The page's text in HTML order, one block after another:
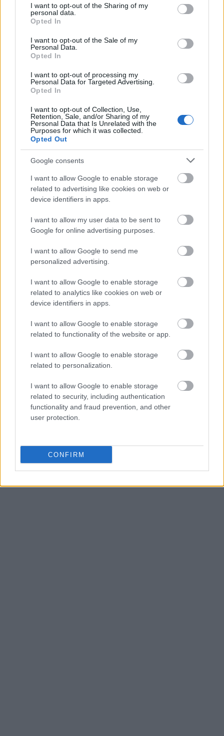
not limited to your visit or usage behaviour. You may click to
grant or deny consent to Google and its third-party tags to
use your data for below specified purposes in below Google
consent section.
I want to opt-out of the Sharing of my
personal data.
Opted In
I want to opt-out of the Sale of my
Personal Data.
Opted In
I want to opt-out of processing my
Personal Data for Targeted Advertising.
Opted In
I want to opt-out of Collection, Use,
Retention, Sale, and/or Sharing of my
Personal Data that Is Unrelated with the
Purposes for which it was collected.
Opted Out
Google consents
I want to allow Google to enable storage
related to advertising like cookies on web or
device identifiers in apps.
I want to allow my user data to be sent to
Google for online advertising purposes.
I want to allow Google to send me
personalized advertising.
I want to allow Google to enable storage
related to analytics like cookies on web or
device identifiers in apps.
I want to allow Google to enable storage
related to functionality of the website or app.
I want to allow Google to enable storage
related to personalization.
I want to allow Google to enable storage
related to security, including authentication
functionality and fraud prevention, and other
user protection.
CONFIRM
Zacznij pisać, żeby zobaczyć wyniki lub przyciśnij ESC,
by zamknąć
SUBSCRIBE
A customizable modal perfect for newsletters
[mc4wp_form id="496"]